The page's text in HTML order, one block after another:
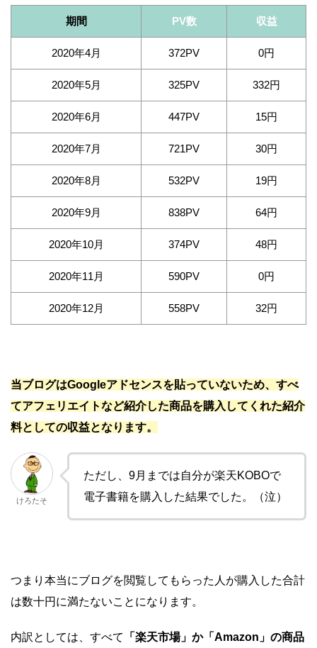
期間 PV数 収益
2020年4月 372PV 0円
2020年5月 325PV 332円
2020年6月 447PV 15円
2020年7月 721PV 30円
2020年8月 532PV 19円
2020年9月 838PV 64円
2020年10月 374PV 48円
2020年11月 590PV 0円
2020年12月 558PV 32円
当ブログはGoogleアドセンスを貼っていないため、すべ
てアフェリエイトなど紹介した商品を購入してくれた紹介
料としての収益となります。
けろたそ
ただし、9月までは自分が楽天KOBOで
電子書籍を購入した結果でした。（泣）
つまり本当にブログを閲覧してもらった人が購入した合計
は数十円に満たないことになります。
内訳としては、すべて 「楽天市場」か「Amazon」の商品